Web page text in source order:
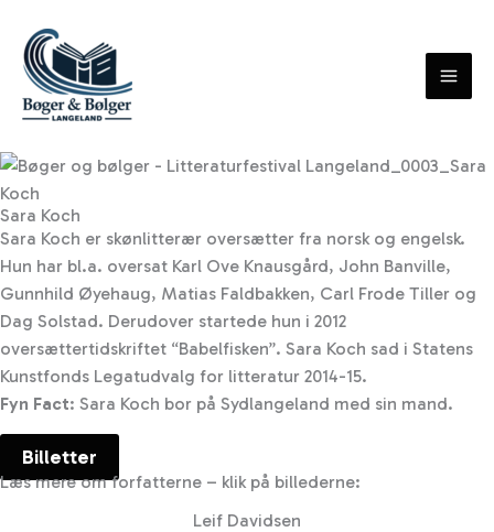
content
Sara Koch
Sara Koch er skønlitterær oversætter fra norsk og engelsk.
Hun har bl.a. oversat Karl Ove Knausgård, John Banville,
Gunnhild Øyehaug, Matias Faldbakken, Carl Frode Tiller og
Dag Solstad. Derudover startede hun i 2012
oversættertidskriftet “Babelfisken”. Sara Koch sad i Statens
Kunstfonds Legatudvalg for litteratur 2014-15.
Fyn Fact: Sara Koch bor på Sydlangeland med sin mand.
Billetter
Læs mere om forfatterne – klik på billederne:
Leif Davidsen